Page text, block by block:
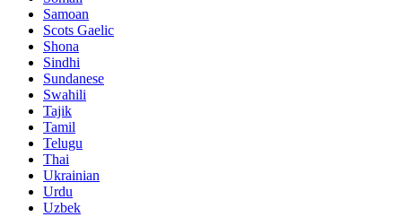
Samoan
Scots Gaelic
Shona
Sindhi
Sundanese
Swahili
Tajik
Tamil
Telugu
Thai
Ukrainian
Urdu
Uzbek